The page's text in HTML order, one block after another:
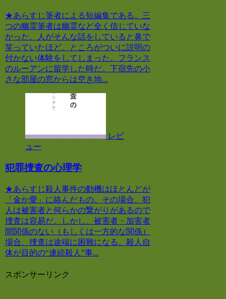
★あらすじ筆者による短編集である。三
つの幽霊筆者は幽霊など全く信じていな
かった。人がそんな話をしていると鼻で
笑っていたほど。ところがついに説明の
付かない体験をしてしまった。フランス
のルーアンに留学した時だ。下宿先の小
さな部屋の窓からは空き地...
レビ
ュー
犯罪捜査の心理学
★あらすじ殺人事件の動機はほとんどが
「金か愛」に絡んだもの。その場合、犯
人は被害者と何らかの繋がりがあるので
捜査は容易だ。しかし、被害者・加害者
間関係のない（もしくは一方的な関係）
場合、捜査は途端に困難になる。殺人自
体が目的の“連続殺人”事...
スポンサーリンク